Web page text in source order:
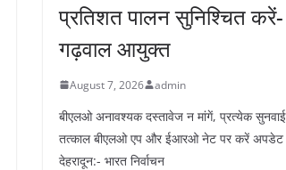
प्रतिशत पालन सुनिश्चित करें-
गढ़वाल आयुक्त
August 7, 2026 admin
बीएलओ अनावश्यक दस्तावेज न मांगें, प्रत्येक
तत्काल बीएलओ एप और ईआरओ नेट पर करें अपडेट
देहरादून:- भारत निर्वाचन